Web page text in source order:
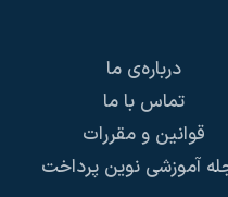
درباره‌ی ما
تماس با ما
قوانین و مقررات
آموزشی نوین پرداخت